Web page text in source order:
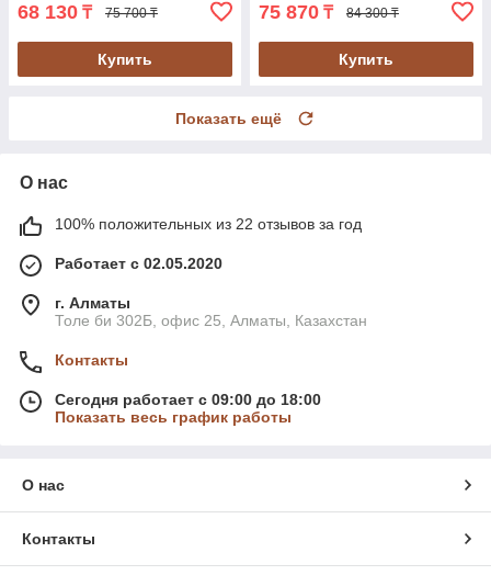
68 130 ₸ 75 700 ₸
Купить
75 870 ₸ 84 300 ₸
Купить
Показать ещё
О нас
100% положительных из 22 отзывов за год
Работает с 02.05.2020
г. Алматы
Толе би 302Б, офис 25, Алматы, Казахстан
Контакты
Сегодня работает с 09:00 до 18:00
Показать весь график работы
О нас
Контакты